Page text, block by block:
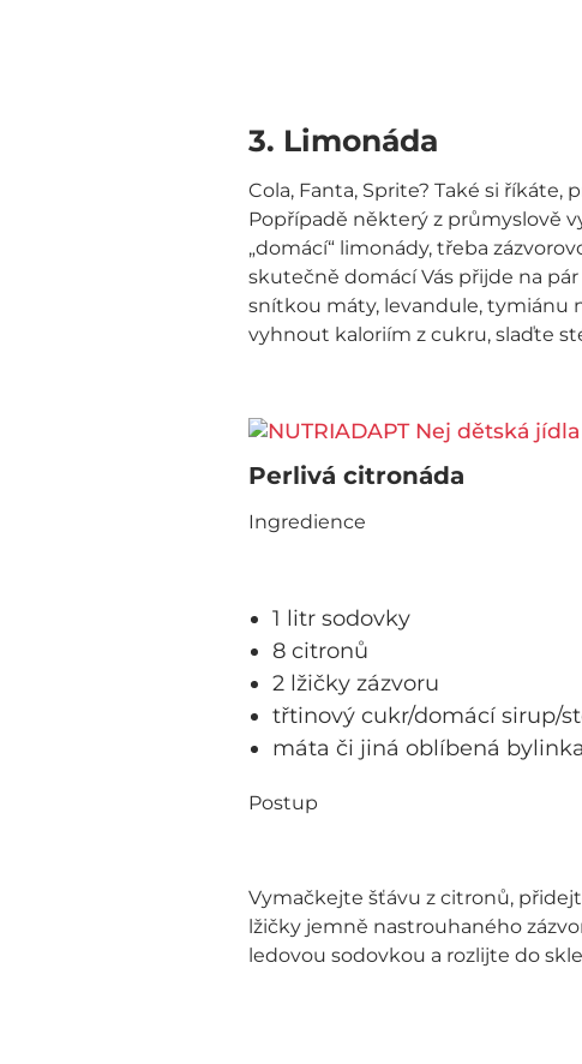
3. Limonáda
Cola, Fanta, Sprite? Také si
Popřípadě některý z průmyslově
„domácí“ limonády, třeba
skutečně domácí Vás přijde na
snítkou máty, levandule, tymiánu
vyhnout kaloriím z cukru, slaďte
Perlivá citronáda
Ingredience
1 litr sodovky
8 citronů
2 lžičky zázvoru
třtinový cukr/domácí sirup/
máta či jiná oblíbená bylinka
Postup
Vymačkejte šťávu z citronů,
lžičky jemně nastrouhaného
ledovou sodovkou a rozlijte do